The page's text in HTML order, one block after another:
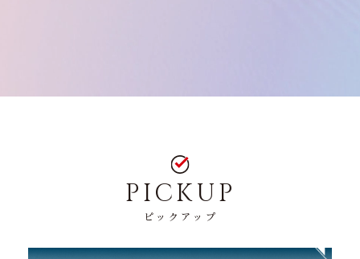
PICKUP
ピックアップ